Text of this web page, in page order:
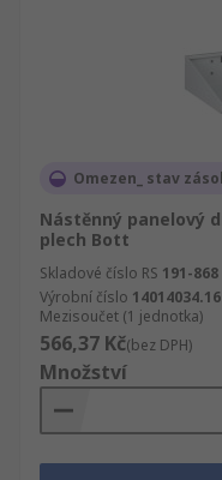
Omezen_ stav
Nástěnný panelový
plech Bott
Skladové číslo RS 191-868
Výrobní číslo 14014034.16
Mezisoučet (1 jednotka)
566,37 Kč(bez DPH)
Množství